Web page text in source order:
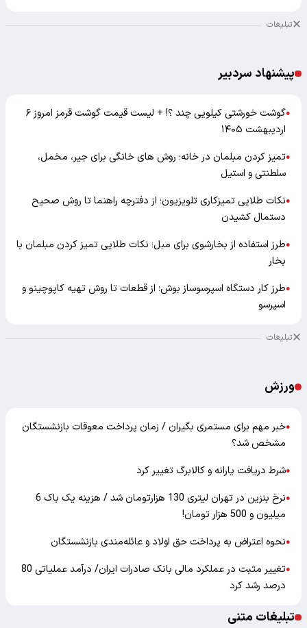
تبلیغات
پیشنهاد سردبیر
●
گوشت خورشتی کیلویی چند ؟! + لیست قیمت گوشت قرمز امروز ۶
اردیبهشت ۱۴۰۵
●تمیز کردن مبلمان در خانه؛ روش های خانگی برای جیر، مخمل،
سلطنتی و استیل
●نکات طلایی تمیزکاری تلویزیون؛ از دفترچه راهنما تا روش صحیح
دستمال کشیدن
●طرز استفاده از بخارشوی برای مبل؛ نکات طلایی تمیز کردن مبلمان با
بخار
●طرز کار دستگاه اسپرسوساز بوش؛ از قطعات تا روش تهیه کاپوچینو و
اسپرسو
تبلیغات
ورزش
●خبر مهم برای مستمری بگیران / زمان پرداخت معوقات بازنشستگان
مشخص شد؟
●شرط دریافت یارانه و کالابرگ تغییر کرد
●
نرخ بنزین در تهران لیتری 130 هزارتومان شد / هزینه یک باک 6
میلیون و 500 هزار تومان!
●نحوه اعتراض به پرداخت حق اولاد و عائله‌مندی بازنشستگان
●
تغییر مثبت در عملکرد مالی بانک صادرات ایران/ درآمد عملیاتی 80
درصد رشد کرد
تبلیغات متنی